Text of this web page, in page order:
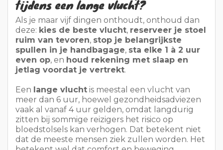
Eenlange vluchtis meestal een vlucht van
meer dan 6 uur, hoewel gezondheidsadviezen
vaak al vanaf 4 uur gelden, omdat langdurig
zitten bij sommige reizigers het risico op
bloedstolsels kan verhogen. Dat betekent niet
dat de meeste mensen ziek zullen worden. Het
betekent wel dat comfort en beweging
belangrijker worden naarmate de vluchtduur
toeneemt.
De beste boekingstip: kies de gemakkelijkste route, niet
alleen de goedkoopste
Tip voor de beste zitplaats: vermijd indien mogelijk de
middelste stoel
De beste gezondheidstip: sta regelmatig op, rek je